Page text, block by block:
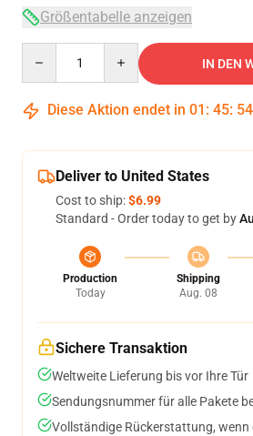
Größentabelle anzeigen
IN DEN
Diese Aktion endet in 01 : 45: 53
Deliver to United States
Cost to ship:$6.99
Standard - Order today to get by
Production
Today
Shipping
Aug. 08
Sichere Transaktion
Weltweite Lieferung bis vor Ihre Tür
Sendungsnummer für alle Pakete
Vollständige Rückerstattung,